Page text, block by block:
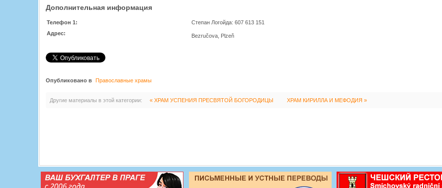
Дополнительная информация
Телефон 1:
Степан Логойда: 607 613 151
Адрес:
Bezručova, Plzeň
Опубликовано в Православные храмы
Другие материалы в этой категории: « ХРАМ УСПЕНИЯ ПРЕСВЯТОЙ БОГОРОДИЦЫ ХРАМ КИРИЛЛА И МЕФОДИЯ »